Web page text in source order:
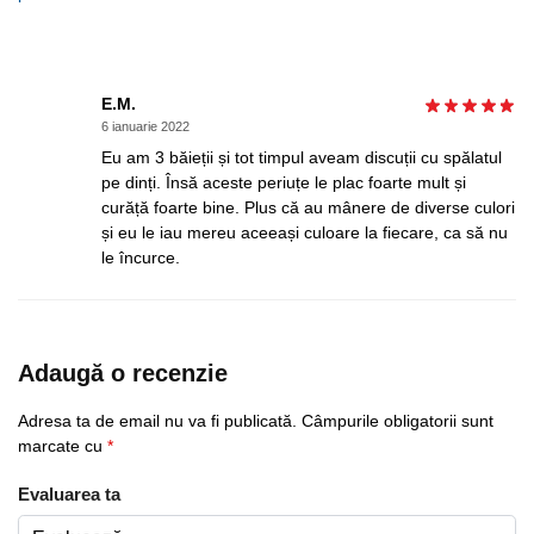
E.M.
6 ianuarie 2022
Eu am 3 băieții și tot timpul aveam discuții cu spălatul
pe dinți. Însă aceste periuțe le plac foarte mult și
curăță foarte bine. Plus că au mânere de diverse culori
și eu le iau mereu aceeași culoare la fiecare, ca să nu
le încurce.
Adaugă o recenzie
Adresa ta de email nu va fi publicată. Câmpurile obligatorii sunt
marcate cu *
Evaluarea ta